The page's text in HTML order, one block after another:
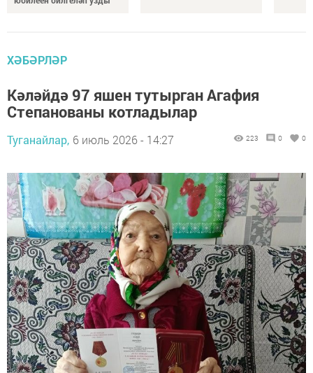
ХӘБӘРЛӘР
Кәләйдә 97 яшен тутырган Агафия
Степанованы котладылар
Туганайлар, 6 июль 2026 - 14:27 223 0 0